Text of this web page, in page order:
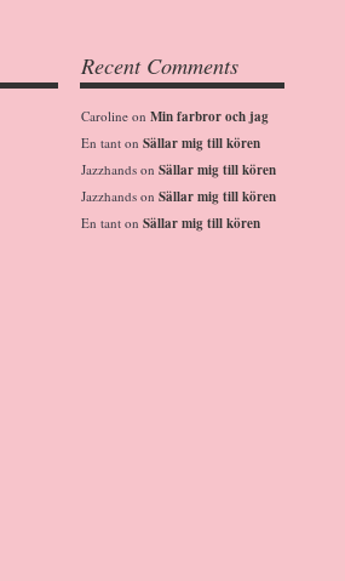
Recent Comments
Caroline on Min farbror och jag
En tant on Sällar mig till kören
Jazzhands on Sällar mig till kören
Jazzhands on Sällar mig till kören
En tant on Sällar mig till kören